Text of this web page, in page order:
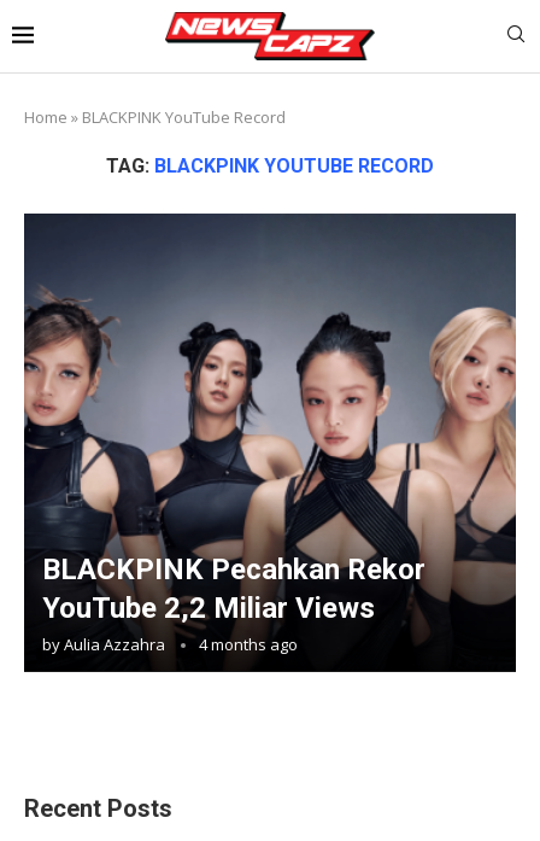
Home » BLACKPINK YouTube Record
TAG: BLACKPINK YOUTUBE RECORD
BLACKPINK Pecahkan Rekor
YouTube 2,2 Miliar Views
byAulia Azzahra 4 months ago
Recent Posts